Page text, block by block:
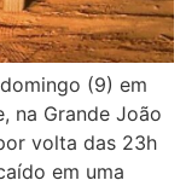
(9) em
na Grande João
volta das 23h
em uma